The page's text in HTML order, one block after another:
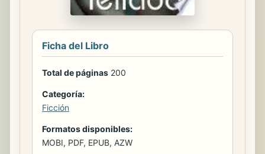
Ficha del Libro
Total de páginas 200
Categoría:
Ficción
Formatos disponibles:
MOBI, PDF, EPUB, AZW